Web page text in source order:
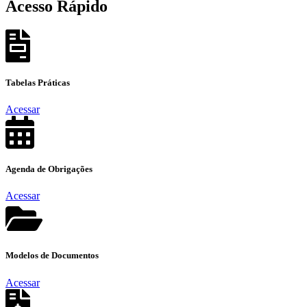
Acesso Rápido
Tabelas Práticas
Acessar
Agenda de Obrigações
Acessar
Modelos de Documentos
Acessar